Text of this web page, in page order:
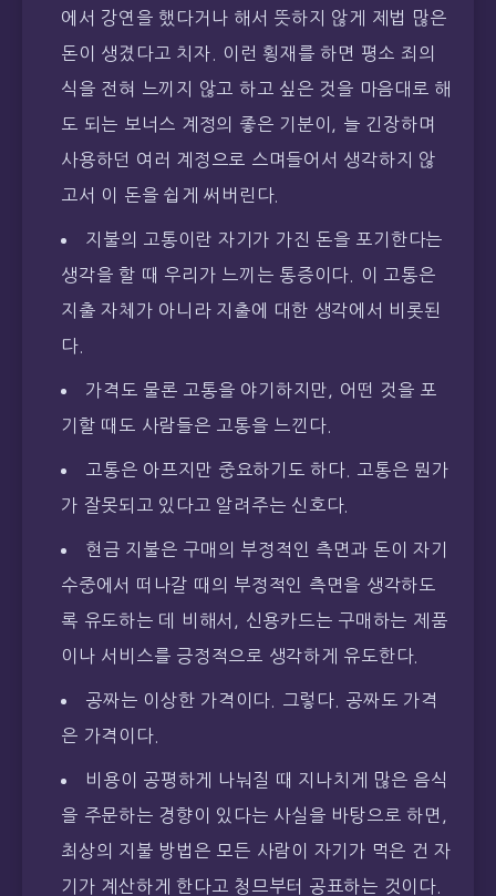
에서 강연을 했다거나 해서 뜻하지 않게 제법 많은
돈이 생겼다고 치자. 이런 횡재를 하면 평소 죄의
식을 전혀 느끼지 않고 하고 싶은 것을 마음대로 해
도 되는 보너스 계정의 좋은 기분이, 늘 긴장하며
사용하던 여러 계정으로 스며들어서 생각하지 않
고서 이 돈을 쉽게 써버린다.
지불의 고통이란 자기가 가진 돈을 포기한다는
생각을 할 때 우리가 느끼는 통증이다. 이 고통은
지출 자체가 아니라 지출에 대한 생각에서 비롯된
다.
가격도 물론 고통을 야기하지만, 어떤 것을 포
기할 때도 사람들은 고통을 느낀다.
고통은 아프지만 중요하기도 하다. 고통은 뭔가
가 잘못되고 있다고 알려주는 신호다.
현금 지불은 구매의 부정적인 측면과 돈이 자기
수중에서 떠나갈 때의 부정적인 측면을 생각하도
록 유도하는 데 비해서, 신용카드는 구매하는 제품
이나 서비스를 긍정적으로 생각하게 유도한다.
공짜는 이상한 가격이다. 그렇다. 공짜도 가격
은 가격이다.
비용이 공평하게 나눠질 때 지나치게 많은 음식
을 주문하는 경향이 있다는 사실을 바탕으로 하면,
최상의 지불 방법은 모든 사람이 자기가 먹은 건 자
기가 계산하게 한다고 청므부터 공표하는 것이다.